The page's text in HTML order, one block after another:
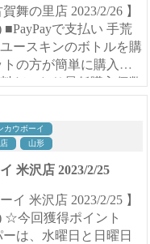
舞の里店 2023/2/26 】
ースキンのボトルを購
だったり最低購入個数
がきついので…。...
カウボーイ
山形
米沢店 2023/2/25
イ 米沢店 2023/2/25 】